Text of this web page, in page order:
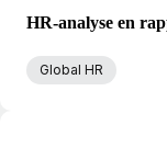
HR-analyse en
Global HR